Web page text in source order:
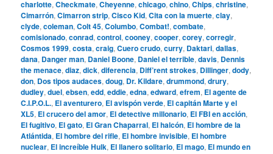
charlotte,Checkmate,Cheyenne,chicago,chino,Chips,christine,
Cimarrón,Cimarron strip,Cisco Kid,Cita con la muerte,clay,
clyde,coleman,Colt 45,Columbo,Combat!,combate,
comisionado,conrad,control,cooney,cooper,corey,corregir,
Cosmos 1999,costa,craig,Cuero crudo,curry, Daktari,dallas,
dana, Danger man, Daniel Boone, Daniel el terrible,davis, Dennis
the menace,diaz,dick,diferencia, Diff’rent strokes, Dillinger,dody,
don, Dos tipos audaces,doug, Dr. Kildare,drummond,drury,
dudley,duel,ebsen,edd,eddie,edna,edward,efrem, El agente de
C.I.P.O.L., El aventurero, El avispón verde, El capitán Marte y el
XL5, El crucero del amor, El detective millonario, El FBI en acción,
El fugitivo, El gato, El Gran Chaparral, El halcón, El hombre de la
Atlántida, El hombre del rifle, El hombre invisible, El hombre
nuclear, El increíble Hulk, El llanero solitario, El mago, El mundo en